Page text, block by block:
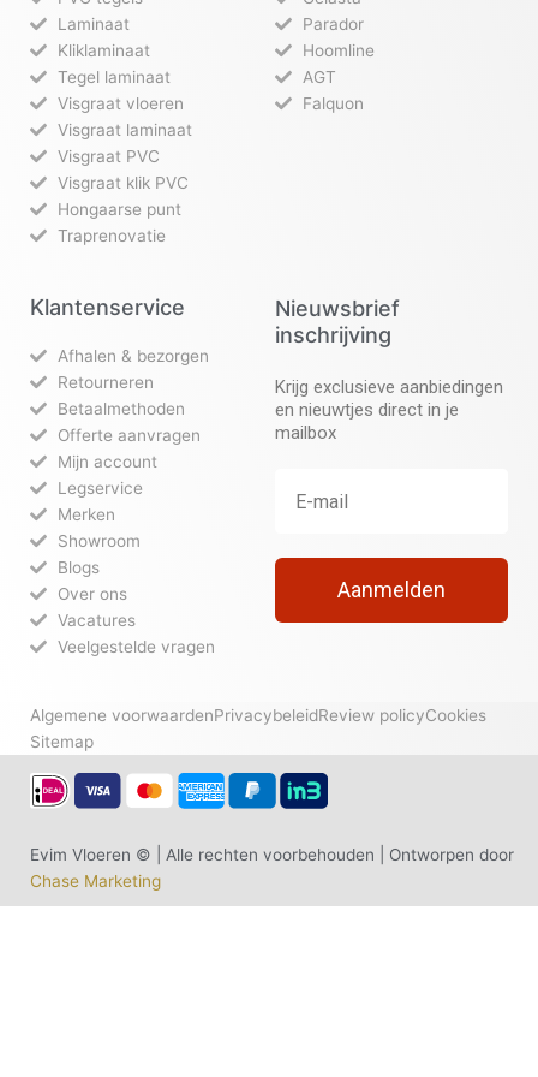
Laminaat
Kliklaminaat
Tegel laminaat
Visgraat vloeren
Visgraat laminaat
Visgraat PVC
Visgraat klik PVC
Hongaarse punt
Traprenovatie
Parador
Hoomline
AGT
Falquon
Klantenservice
Afhalen & bezorgen
Retourneren
Betaalmethoden
Offerte aanvragen
Mijn account
Legservice
Merken
Showroom
Blogs
Over ons
Vacatures
Veelgestelde vragen
Nieuwsbrief
inschrijving
Krijg exclusieve aanbiedingen
en nieuwtjes direct in je
mailbox
Aanmelden
Algemene voorwaardenPrivacybeleidReview policyCookies
Sitemap
Evim Vloeren © | Alle rechten voorbehouden | Ontworpen door
Chase Marketing